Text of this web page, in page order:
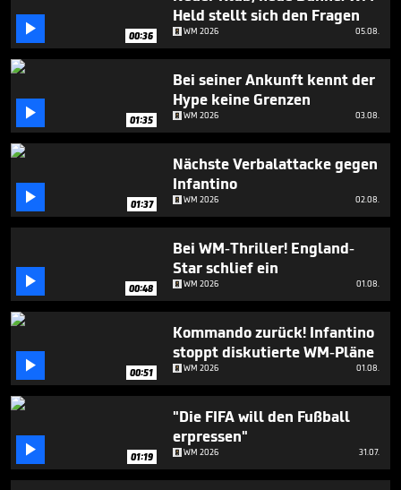
seconds
 00:36
Held stellt sich den Fragen
WM 2026 05.08.
 01:35
Bei seiner Ankunft kennt der
Hype keine Grenzen
WM 2026 03.08.
 01:37
Nächste Verbalattacke gegen
Infantino
WM 2026 02.08.
 00:48
Bei WM-Thriller! England-
Star schlief ein
WM 2026 01.08.
 00:51
Kommando zurück! Infantino
stoppt diskutierte WM-Pläne
WM 2026 01.08.
 01:19
"Die FIFA will den Fußball
erpressen"
WM 2026 31.07.